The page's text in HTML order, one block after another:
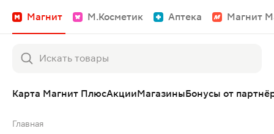
Магнит М.Косметик Аптека Магнит
Карта Магнит ПлюсАкцииМагазиныБонусы от
Главная